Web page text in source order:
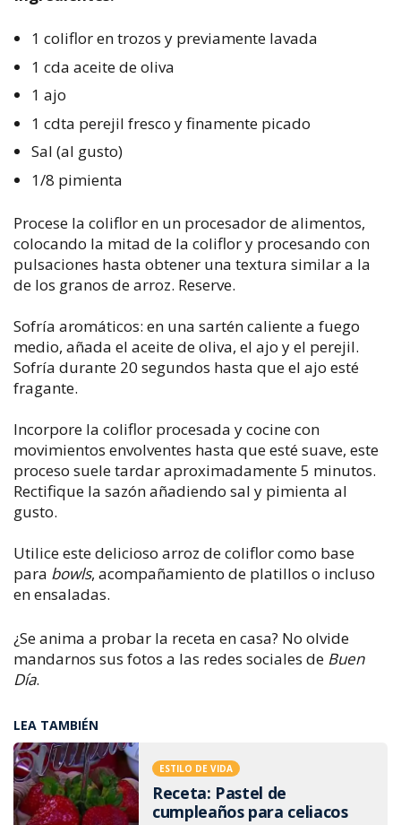
1 coliflor en trozos y previamente lavada
1 cda aceite de oliva
1 ajo
1 cdta perejil fresco y finamente picado
Sal (al gusto)
1/8 pimienta
Procese la coliflor en un procesador de alimentos,
colocando la mitad de la coliflor y procesando con
pulsaciones hasta obtener una textura similar a la
de los granos de arroz. Reserve.
Sofría aromáticos: en una sartén caliente a fuego
medio, añada el aceite de oliva, el ajo y el perejil.
Sofría durante 20 segundos hasta que el ajo esté
fragante.
Incorpore la coliflor procesada y cocine con
movimientos envolventes hasta que esté suave, este
proceso suele tardar aproximadamente 5 minutos.
Rectifique la sazón añadiendo sal y pimienta al
gusto.
Utilice este delicioso arroz de coliflor como base
para bowls, acompañamiento de platillos o incluso
en ensaladas.
¿Se anima a probar la receta en casa? No olvide
mandarnos sus fotos a las redes sociales de Buen
Día.
LEA TAMBIÉN
ESTILO DE VIDA
Receta: Pastel de
cumpleaños para celiacos